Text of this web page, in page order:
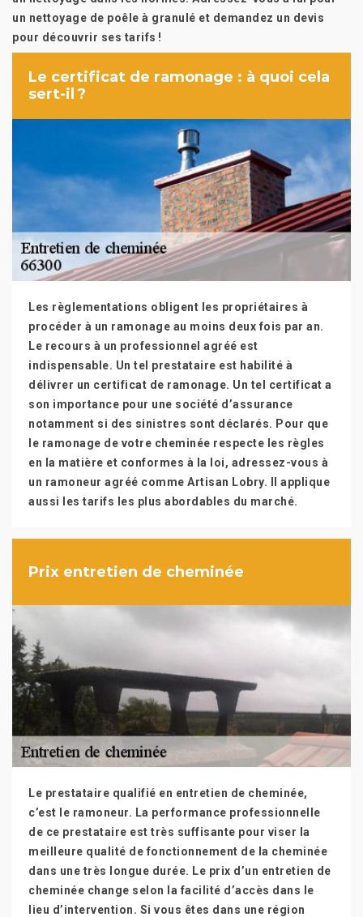
un nettoyage de poêle à granulé et demandez un devis
pour découvrir ses tarifs !
Le certificat de ramonage : à quoi cela
sert-il ?
Les règlementations obligent les propriétaires à
procéder à un ramonage au moins deux fois par an.
Le recours à un professionnel agréé est
indispensable. Un tel prestataire est habilité à
délivrer un certificat de ramonage. Un tel certificat a
son importance pour une société d’assurance
notamment si des sinistres sont déclarés. Pour que
le ramonage de votre cheminée respecte les règles
en la matière et conformes à la loi, adressez-vous à
un ramoneur agréé comme Artisan Lobry. Il applique
aussi les tarifs les plus abordables du marché.
Prix entretien de cheminée
Le prestataire qualifié en entretien de cheminée,
c’est le ramoneur. La performance professionnelle
de ce prestataire est très suffisante pour viser la
meilleure qualité de fonctionnement de la cheminée
dans une très longue durée. Le prix d’un entretien de
cheminée change selon la facilité d’accès dans le
lieu d’intervention. Si vous êtes dans une région